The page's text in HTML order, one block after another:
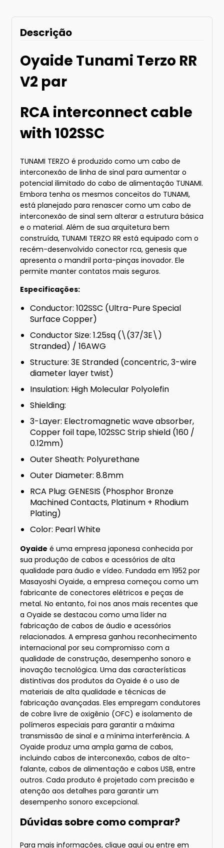
Descrição
Oyaide Tunami Terzo RR
V2 par
RCA interconnect cable
with 102SSC
TUNAMI TERZO é produzido como um cabo de
interconexão de linha de sinal para aumentar o
potencial ilimitado do cabo de alimentação TUNAMI.
Embora tenha os mesmos conceitos do TUNAMI,
está planejado para renascer como um cabo de
interconexão de sinal sem alterar a estrutura básica
e o material. Além de sua arquitetura bem
construída, TUNAMI TERZO RR está equipado com o
recém-desenvolvido conector rca, genesis que
apresenta o mandril porta-pinças inovador. Ele
permite manter contatos mais seguros.
Especificações:
Conductor: 102SSC (Ultra-Pure Special
Surface Copper)
Conductor Size: 1.25sq (\(37/3E\)
Stranded) / 16AWG
Structure: 3E Stranded (concentric, 3-wire
diameter layer twist)
Insulation: High Molecular Polyolefin
Shielding:
3-Layer: Electromagnetic wave absorber,
Copper foil tape, 102SSC Strip shield (160 /
0.12mm)
Outer Sheath: Polyurethane
Outer Diameter: 8.8mm
RCA Plug: GENESIS (Phosphor Bronze
Machined Contacts, Platinum + Rhodium
Plating)
Color: Pearl White
Oyaide é uma empresa japonesa conhecida por
sua produção de cabos e acessórios de alta
qualidade para áudio e vídeo. Fundada em 1952 por
Masayoshi Oyaide, a empresa começou como um
fabricante de conectores elétricos e peças de
metal. No entanto, foi nos anos mais recentes que
a Oyaide se destacou como uma líder na
fabricação de cabos de áudio e acessórios
relacionados. A empresa ganhou reconhecimento
internacional por seu compromisso com a
qualidade de construção, desempenho sonoro e
inovação tecnológica. Uma das características
distintivas dos produtos da Oyaide é o uso de
materiais de alta qualidade e técnicas de
fabricação avançadas. Eles empregam condutores
de cobre livre de oxigênio (OFC) e isolamento de
polímeros especiais para garantir a máxima
transmissão de sinal e a mínima interferência. A
Oyaide produz uma ampla gama de cabos,
incluindo cabos de interconexão, cabos de alto-
falante, cabos de alimentação e cabos USB, entre
outros. Cada produto é projetado com precisão e
atenção aos detalhes para garantir um
desempenho sonoro excepcional.
Dúvidas sobre como comprar?
Para mais informações, clique aqui ou entre em